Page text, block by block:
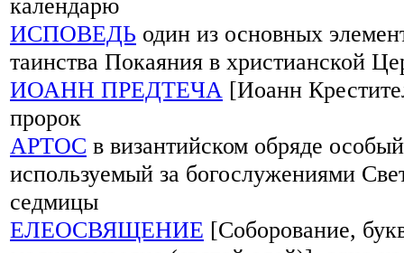
календарю
ИСПОВЕДЬ один из основных
таинства Покаяния в христианской
ИОАНН ПРЕДТЕЧА [Иоанн
пророк
АРТОС в византийском обряде
используемый за богослужениями
седмицы
ЕЛЕОСВЯЩЕНИЕ [Соборование,